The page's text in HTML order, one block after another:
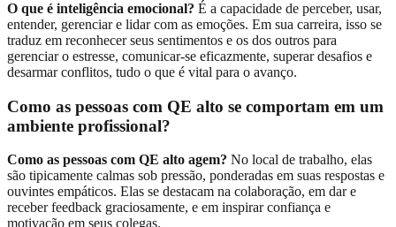
O que é inteligência emocional? É a capacidade de perceber, usar,
entender, gerenciar e lidar com as emoções. Em sua carreira, isso se
traduz em reconhecer seus sentimentos e os dos outros para
gerenciar o estresse, comunicar-se eficazmente, superar desafios e
desarmar conflitos, tudo o que é vital para o avanço.
Como as pessoas com QE alto se comportam em um
ambiente profissional?
Como as pessoas com QE alto agem? No local de trabalho, elas
são tipicamente calmas sob pressão, ponderadas em suas respostas e
ouvintes empáticos. Elas se destacam na colaboração, em dar e
receber feedback graciosamente, e em inspirar confiança e
motivação em seus colegas.